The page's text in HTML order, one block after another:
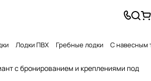
Лодки ПВХ Гребные лодки С навесным
с бронированием и креплениями под